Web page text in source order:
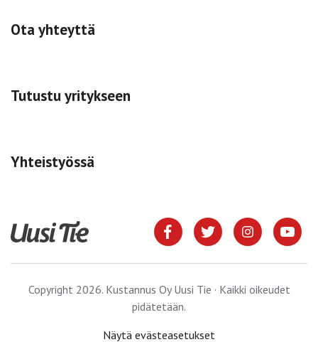
Ota yhteyttä
Tutustu yritykseen
Yhteistyössä
Copyright 2026. Kustannus Oy Uusi Tie · Kaikki oikeudet
pidätetään.
Näytä evästeasetukset